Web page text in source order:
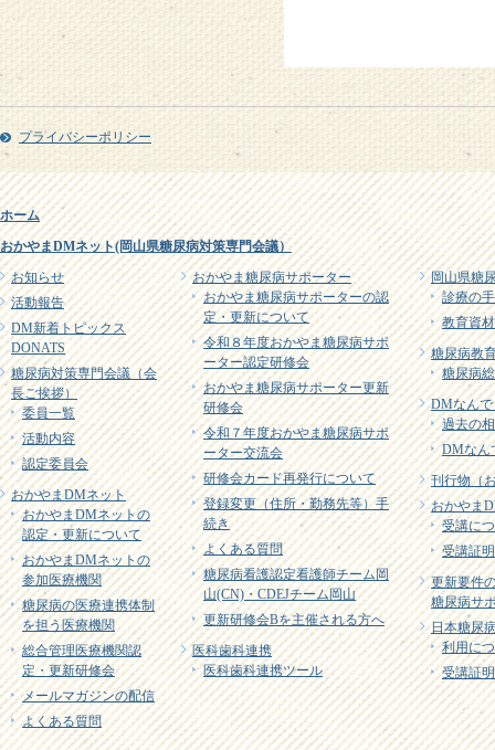
プライバシーポリシー
ホーム
おかやまDMネット(岡山県糖尿病対策専門会議）
お知らせ
活動報告
DM新着トピックス
DONATS
糖尿病対策専門会議（会
長ご挨拶）
委員一覧
活動内容
認定委員会
おかやまDMネット
おかやまDMネットの
認定・更新について
おかやまDMネットの
参加医療機関
糖尿病の医療連携体制
を担う医療機関
総合管理医療機関認
定・更新研修会
メールマガジンの配信
よくある質問
おかやま糖尿病サポーター
おかやま糖尿病サポーターの認
定・更新について
令和８年度おかやま糖尿病サポ
ーター認定研修会
おかやま糖尿病サポーター更新
研修会
令和７年度おかやま糖尿病サポ
ーター交流会
研修会カード再発行について
登録変更（住所・勤務先等）手
続き
よくある質問
糖尿病看護認定看護師チーム岡
山(CN)・CDEJチーム岡山
更新研修会Bを主催される方へ
医科歯科連携
医科歯科連携ツール
岡山県糖
診療の
教育資材
糖尿病教
糖尿病
DMなん
過去の
DMなん
刊行物（
おかやま
受講に
受講証
更新要件
糖尿病サ
日本糖尿
利用に
受講証